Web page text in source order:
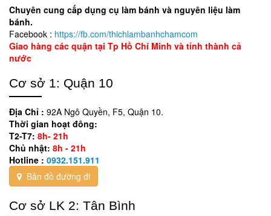
Chuyên cung cấp dụng cụ làm bánh và nguyên liệu làm
bánh.
Facebook : https://fb.com/thichlambanhchamcom
Giao hàng các quận tại Tp Hồ Chí Minh và tỉnh thành cả
nước
Cơ sở 1: Quận 10
Địa Chỉ : 92A Ngô Quyền, F5, Quận 10.
Thời gian hoạt đông:
T2-T7: 8h- 21h
Chủ nhật: 8h - 21h
Hotline : 0932.151.911
Bản đồ đường đi
Cơ sở LK 2: Tân Bình